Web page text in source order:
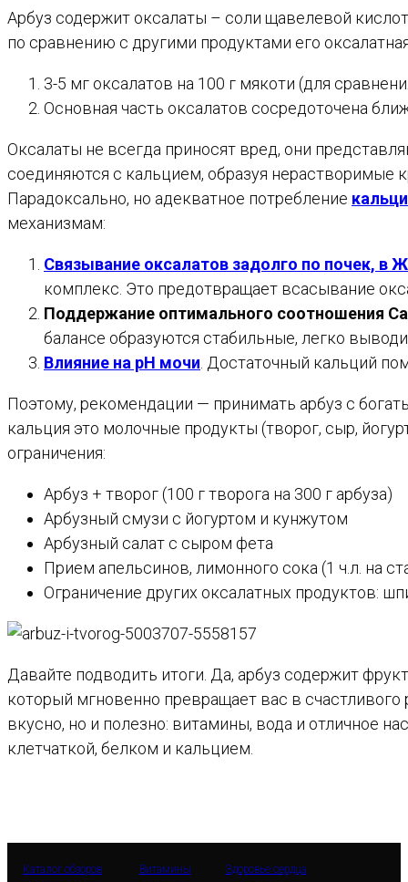
Арбуз содержит оксалаты – соли щавелевой
по сравнению с другими продуктами его
3-5 мг оксалатов на 100 г мякоти (для
Основная часть оксалатов сосредоточена
Оксалаты не всегда приносят вред, они
соединяются с кальцием, образуя нерастворимые
Парадоксально, но адекватное потребление
механизмам:
Связывание оксалатов задолго по почек, в
комплекс. Это предотвращает всасывание
Поддержание оптимального соотношения
балансе образуются стабильные, легко
Влияние на pH мочи . Достаточный кальций
Поэтому, рекомендации — принимать арбуз с
кальция это молочные продукты (творог, сыр,
ограничения:
Арбуз + творог (100 г творога на 300 г арбуза)
Арбузный смузи с йогуртом и кунжутом
Арбузный салат с сыром фета
Прием апельсинов, лимонного сока (1 ч.л. на
Ограничение других оксалатных продуктов:
Давайте подводить итоги. Да, арбуз содержит
который мгновенно превращает вас в
вкусно, но и полезно: витамины, вода и отличное
клетчаткой, белком и кальцием.
Каталог обзоров
Витамины
Здоровье сердца